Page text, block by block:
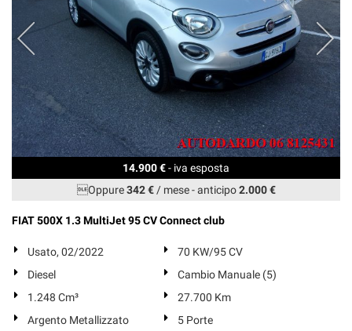
14.900 €- iva esposta
Oppure342 €/ mese-anticipo2.000 €
FIAT 500X 1.3 MultiJet 95 CV Connect club
Usato, 02/2022
70 KW/95 CV
Diesel
Cambio Manuale (5)
1.248 Cm³
27.700 Km
Argento Metallizzato
5 Porte